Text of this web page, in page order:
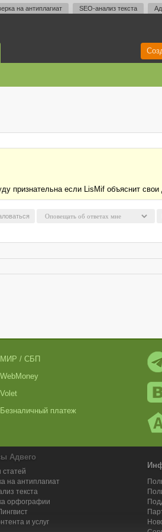
на антиплагиат SEO-анализ текста
признательна если LisMif объяснит свои
МИР / СБП
WebMoney
Volet
Безналичный платеж
Адвего
статей
на антиплагиат
текста
орфографии
и услуг